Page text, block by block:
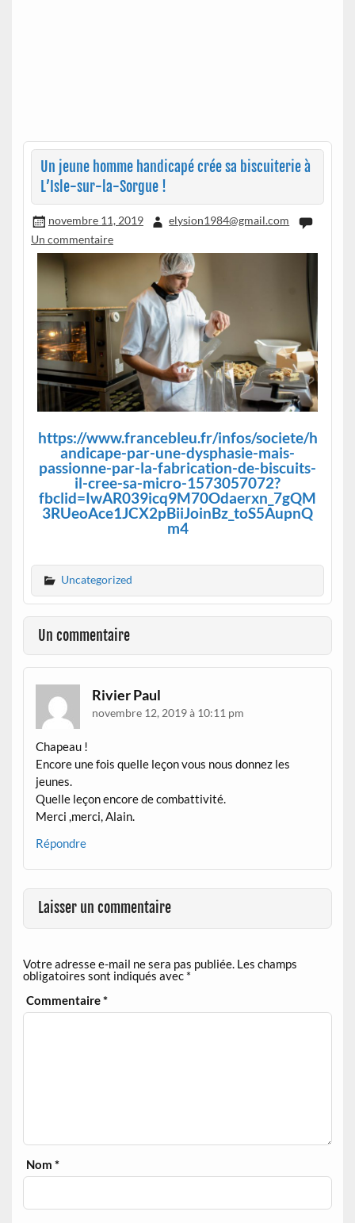
Un jeune homme handicapé crée sa biscuiterie à
L’Isle-sur-la-Sorgue !
novembre 11, 2019
elysion1984@gmail.com
Un commentaire
https://www.francebleu.fr/infos/societe/h
andicape-par-une-dysphasie-mais-
passionne-par-la-fabrication-de-biscuits-
il-cree-sa-micro-1573057072?
fbclid=IwAR039icq9M70Odaerxn_7gQM
3RUeoAce1JCX2pBiiJoinBz_toS5AupnQ
m4
Uncategorized
Un commentaire
Rivier Paul
novembre 12, 2019 à 10:11 pm
Chapeau !
Encore une fois quelle leçon vous nous donnez les
jeunes.
Quelle leçon encore de combattivité.
Merci ,merci, Alain.
Répondre
Laisser un commentaire
Votre adresse e-mail ne sera pas publiée. Les champs
obligatoires sont indiqués avec *
Commentaire*
Nom*